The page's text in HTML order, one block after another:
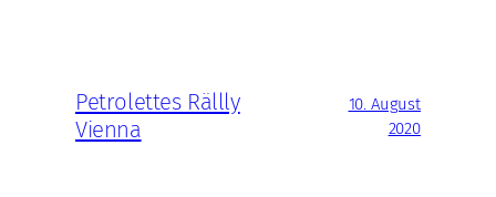
Petrolettes Rällly
Vienna
10. August
2020